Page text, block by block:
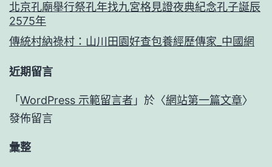
北京孔廟舉行祭孔年找九宮格見證夜典紀念孔子誕辰
2575年
傳統村納祿村：山川田園好查包養經歷傳家_中國網
近期留言
「 WordPress 示範留言者 」於〈網站第一篇文章〉
發佈留言
彙整